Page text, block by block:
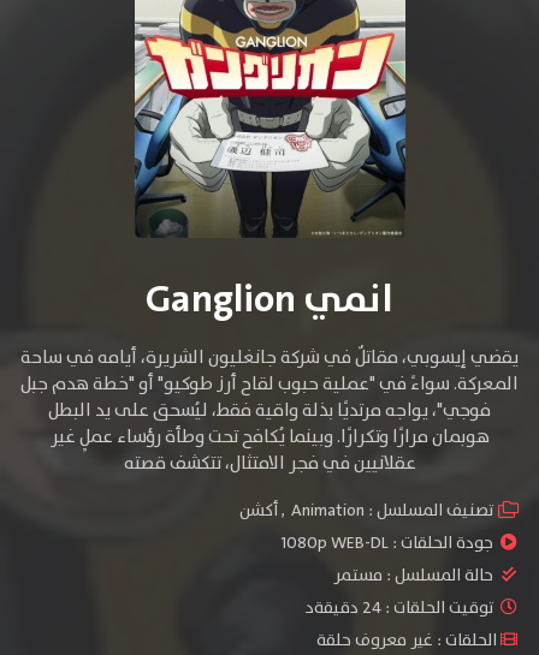
انمي Ganglion
يقضي إيسوبي، مقاتلٌ في شركة جانغليون الشريرة، أيامه في ساحة
المعركة. سواءً في "عملية حبوب لقاح أرز طوكيو" أو "خطة هدم جبل
فوجي"، يواجه مرتديًا بذلة واقية فقط، ليُسحق على يد البطل
هوبمان مرارًا وتكرارًا. وبينما يُكافح تحت وطأة رؤساء عملٍ غير
عقلانيين في فجر الامتثال، تتكشف قصته
تصنيف المسلسل : Animation
,أكشن
جودة الحلقات :1080p WEB-DL
حالة المسلسل : مستمر
توقيت الحلقات : 24 دقيقةد
الحلقات : غير معروف حلقة